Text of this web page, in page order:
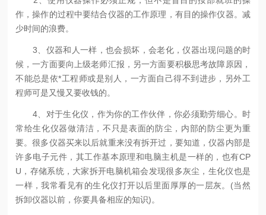
作，操作的过程中要结合仪器的工作原理，有目的操作仪器。减
少时间的浪费。
3、仪器和人一样，也会损坏，会老化，仪器出现问题的时
候，一方面要向上级老师汇报，另一方面要积极思考故障原因，
不能总是依*工程师或是别人，一方面自己得不到进步，另外工
程师可是又慢又要收钱的。
4、对于生化仪，作为你的工作伙伴，你必须勤劳细心。时
常给生化仪器做清洁，不只是表面的防尘，内部的防尘更为重
要。很多仪器买来以后就重来没有拆开过，要知道，仪器内部是
许多电子元件，其工作基本原理和电脑主机是一样的，也有CP
U，存储系统，大家拆开电脑机箱会发现很多灰尘，生化仪也是
一样，我常看见有的生化仪打开以后里面厚厚的一层灰。(当然
拆卸仪器以前，你要具备相应的知识)。